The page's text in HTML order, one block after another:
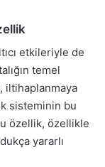
etkileriyle de
temel
iltihaplanmaya
sisteminin bu
özellik, özellikle
yararlı